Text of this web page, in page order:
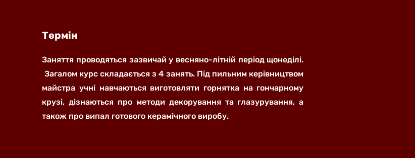
Термін
Заняття проводяться зазвичай у весняно-літній період щонеділі.
Загалом курс складається з 4 занять. Під пильним керівництвом
майстра учні навчаються виготовляти горнятка на гончарному
крузі, дізнаються про методи декорування та глазурування, а
також про випал готового керамічного виробу.